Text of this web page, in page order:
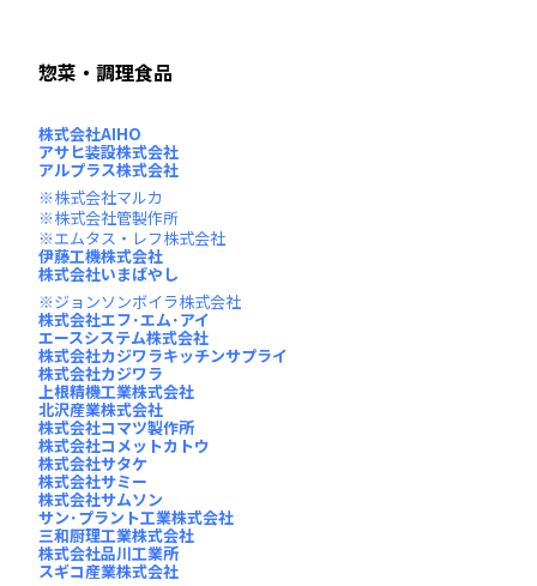
惣菜・調理食品
株式会社AIHO
アサヒ装設株式会社
アルプラス株式会社
株式会社マルカ
株式会社管製作所
エムタス・レフ株式会社
伊藤工機株式会社
株式会社いまばやし
ジョンソンボイラ株式会社
株式会社エフ･エム･アイ
エースシステム株式会社
株式会社カジワラキッチンサプライ
株式会社カジワラ
上根精機工業株式会社
北沢産業株式会社
株式会社コマツ製作所
株式会社コメットカトウ
株式会社サタケ
株式会社サミー
株式会社サムソン
サン･プラント工業株式会社
三和厨理工業株式会社
株式会社品川工業所
スギコ産業株式会社